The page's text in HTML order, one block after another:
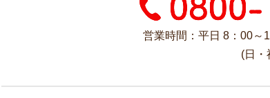
営業時間：平日 8：00
(日・